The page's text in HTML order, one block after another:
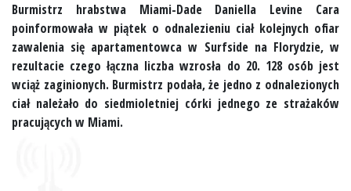
Burmistrz hrabstwa Miami-Dade Daniella Levine Cara
poinformowała w piątek o odnalezieniu ciał kolejnych ofiar
zawalenia się apartamentowca w Surfside na Florydzie, w
rezultacie czego łączna liczba wzrosła do 20. 128 osób jest
wciąż zaginionych. Burmistrz podała, że jedno z odnalezionych
ciał należało do siedmioletniej córki jednego ze strażaków
pracujących w Miami.